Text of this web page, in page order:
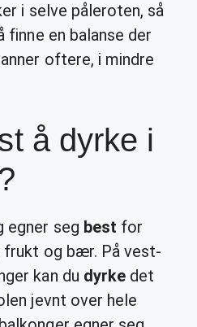
i selve påleroten, så
finne en balanse der
oftere, i mindre
å dyrke i
egner seg best for
frukt og bær. På vest-
kan du dyrkedet
jevnt over hele